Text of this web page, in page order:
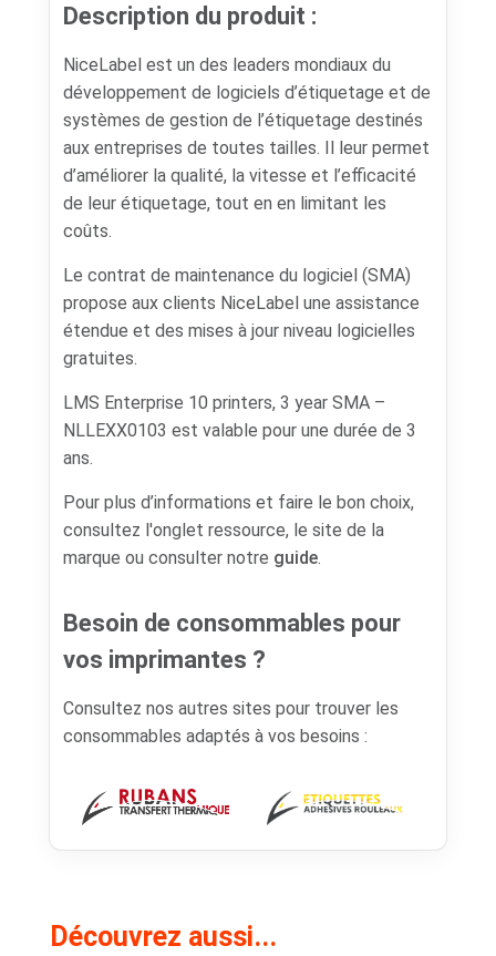
Description du produit :
NiceLabel est un des leaders mondiaux du
développement de logiciels d’étiquetage et de
systèmes de gestion de l’étiquetage destinés
aux entreprises de toutes tailles. Il leur permet
d’améliorer la qualité, la vitesse et l’efficacité
de leur étiquetage, tout en en limitant les
coûts.
Le contrat de maintenance du logiciel (SMA)
propose aux clients NiceLabel une assistance
étendue et des mises à jour niveau logicielles
gratuites.
LMS Enterprise 10 printers, 3 year SMA –
NLLEXX0103 est valable pour une durée de 3
ans.
Pour plus d’informations et faire le bon choix,
consultez l'onglet ressource, le site de la
marque ou consulter notre guide.
Besoin de consommables pour
vos imprimantes ?
Consultez nos autres sites pour trouver les
consommables adaptés à vos besoins :
Découvrez aussi...